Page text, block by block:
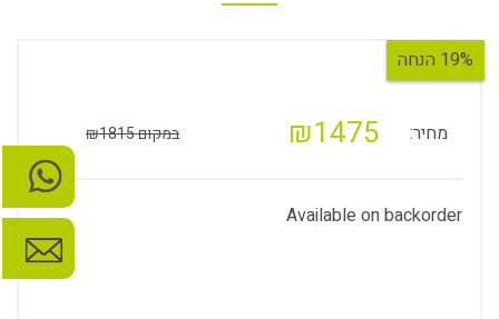
19% הנחה
מחיר: ₪1475 במקום ₪1815
Available on backorder